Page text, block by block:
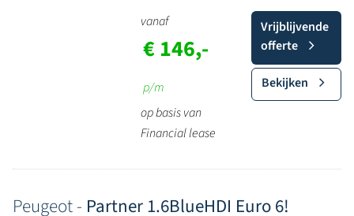
vanaf
€ 146,-
p/m
op basis van
Financial lease
Vrijblijvende
offerte
Bekijken
Peugeot - Partner 1.6BlueHDI Euro 6!